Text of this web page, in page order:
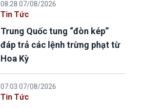
08:28 07/08/2026
Tin Tức
Trung Quốc tung “đòn kép”
đáp trả các lệnh trừng phạt từ
Hoa Kỳ
07:03 07/08/2026
Tin Tức